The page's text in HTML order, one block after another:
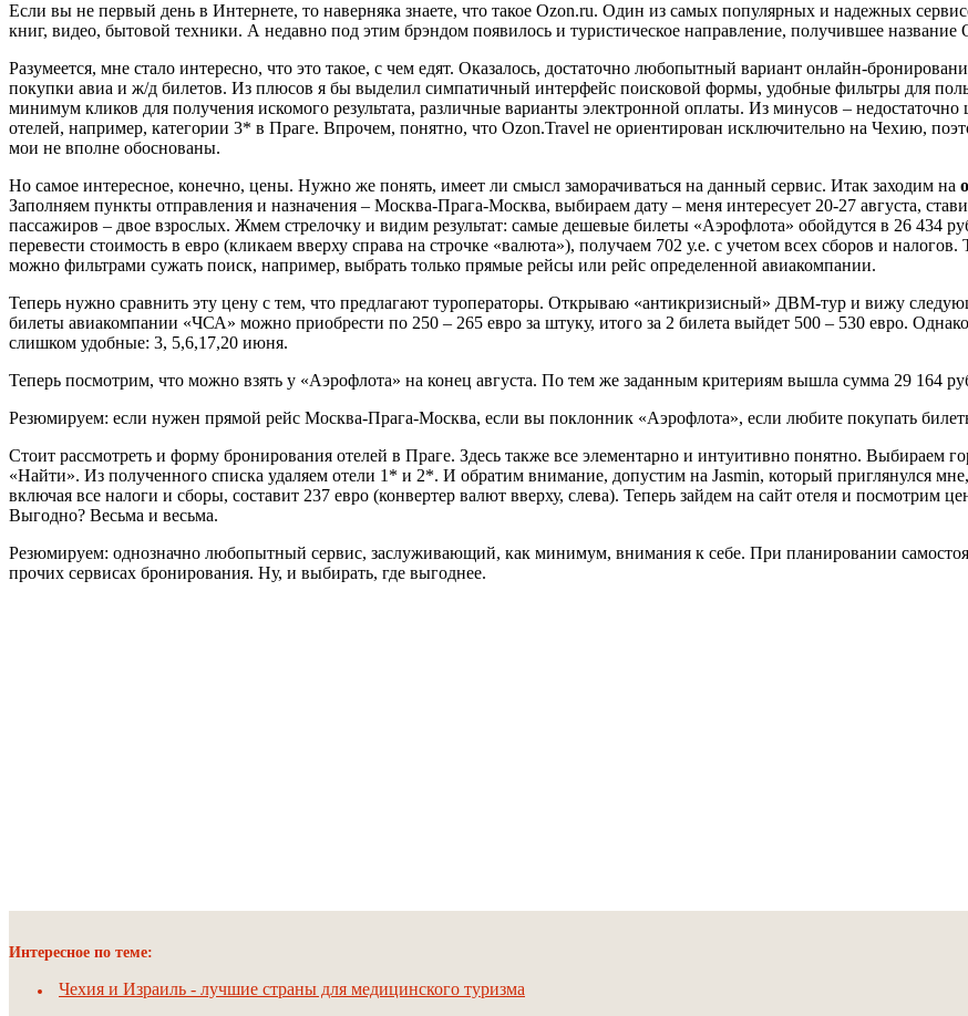
Если вы не первый день в Интернете, то наверняка знаете, что такое Ozon.ru. Один из самых популярных и надежных
книг, видео, бытовой техники. А недавно под этим брэндом появилось и туристическое направление, получившее название
Разумеется, мне стало интересно, что это такое, с чем едят. Оказалось, достаточно любопытный вариант онлайн-
покупки авиа и ж/д билетов. Из плюсов я бы выделил симпатичный интерфейс поисковой формы, удобные фильтры для
минимум кликов для получения искомого результата, различные варианты электронной оплаты. Из минусов –
отелей, например, категории 3* в Праге. Впрочем, понятно, что Ozon.Travel не ориентирован исключительно на Чехию,
мои не вполне обоснованы.
Но самое интересное, конечно, цены. Нужно же понять, имеет ли смысл заморачиваться на данный сервис. Итак заходим на
Заполняем пункты отправления и назначения – Москва-Прага-Москва, выбираем дату – меня интересует 20-27 августа,
пассажиров – двое взрослых. Жмем стрелочку и видим результат: самые дешевые билеты «Аэрофлота» обойдутся в 26 434
перевести стоимость в евро (кликаем вверху справа на строчке «валюта»), получаем 702 у.е. с учетом всех сборов и
можно фильтрами сужать поиск, например, выбрать только прямые рейсы или рейс определенной авиакомпании.
Теперь нужно сравнить эту цену с тем, что предлагают туроператоры. Открываю «антикризисный» ДВМ-тур и вижу
билеты авиакомпании «ЧСА» можно приобрести по 250 – 265 евро за штуку, итого за 2 билета выйдет 500 – 530 евро.
слишком удобные: 3, 5,6,17,20 июня.
Теперь посмотрим, что можно взять у «Аэрофлота» на конец августа. По тем же заданным критериям вышла сумма 29 164
Резюмируем: если нужен прямой рейс Москва-Прага-Москва, если вы поклонник «Аэрофлота», если любите покупать
Стоит рассмотреть и форму бронирования отелей в Праге. Здесь также все элементарно и интуитивно понятно. Выбираем
«Найти». Из полученного списка удаляем отели 1* и 2*. И обратим внимание, допустим на Jasmin, который приглянулся мне,
включая все налоги и сборы, составит 237 евро (конвертер валют вверху, слева). Теперь зайдем на сайт отеля и посмотрим
Выгодно? Весьма и весьма.
Резюмируем: однозначно любопытный сервис, заслуживающий, как минимум, внимания к себе. При планировании
прочих сервисах бронирования. Ну, и выбирать, где выгоднее.
Интересное по теме:
Чехия и Израиль - лучшие страны для медицинского туризма